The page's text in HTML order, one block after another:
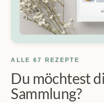
ALLE 67 REZEPTE
Du möchtest
Sammlung?